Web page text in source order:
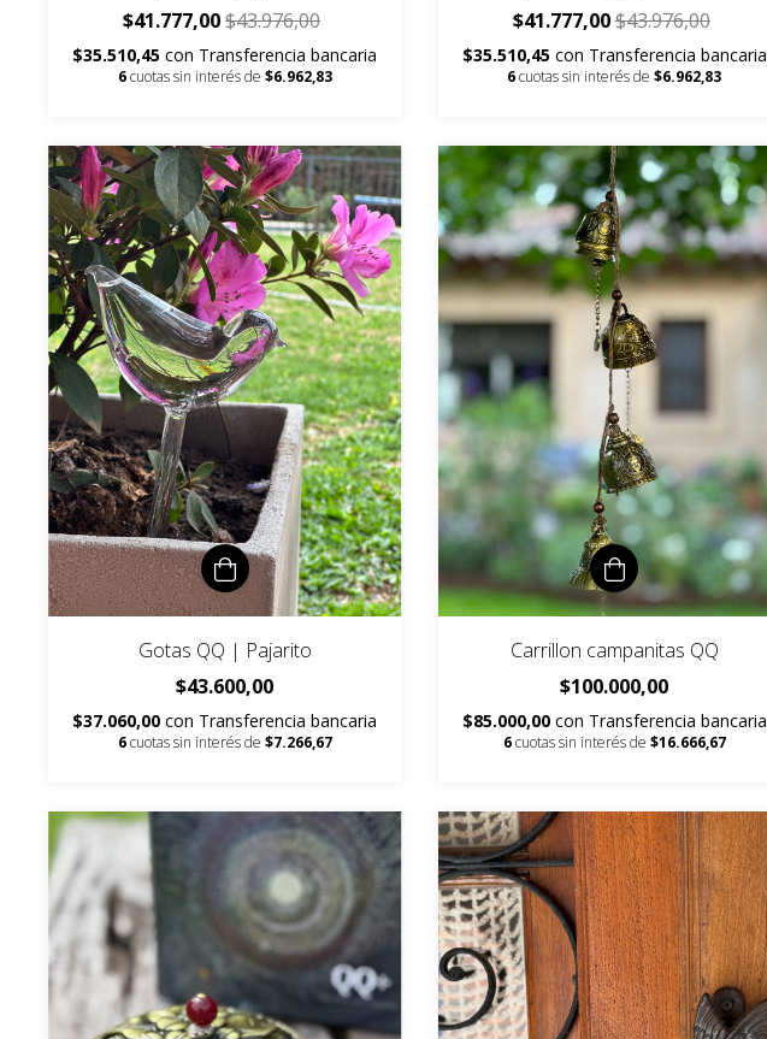
$41.777,00$43.976,00
$35.510,45con Transferencia bancaria
6cuotas sin interés de $6.962,83
$41.777,00$43.976,00
$35.510,45 con Transferencia bancaria
6cuotas sin interés de$6.962,83
Gotas QQ | Pajarito
$43.600,00
$37.060,00con Transferencia bancaria
6cuotas sin interés de $7.266,67
Carrillon campanitas QQ
$100.000,00
$85.000,00 con Transferencia bancaria
6cuotas sin interés de $16.666,67